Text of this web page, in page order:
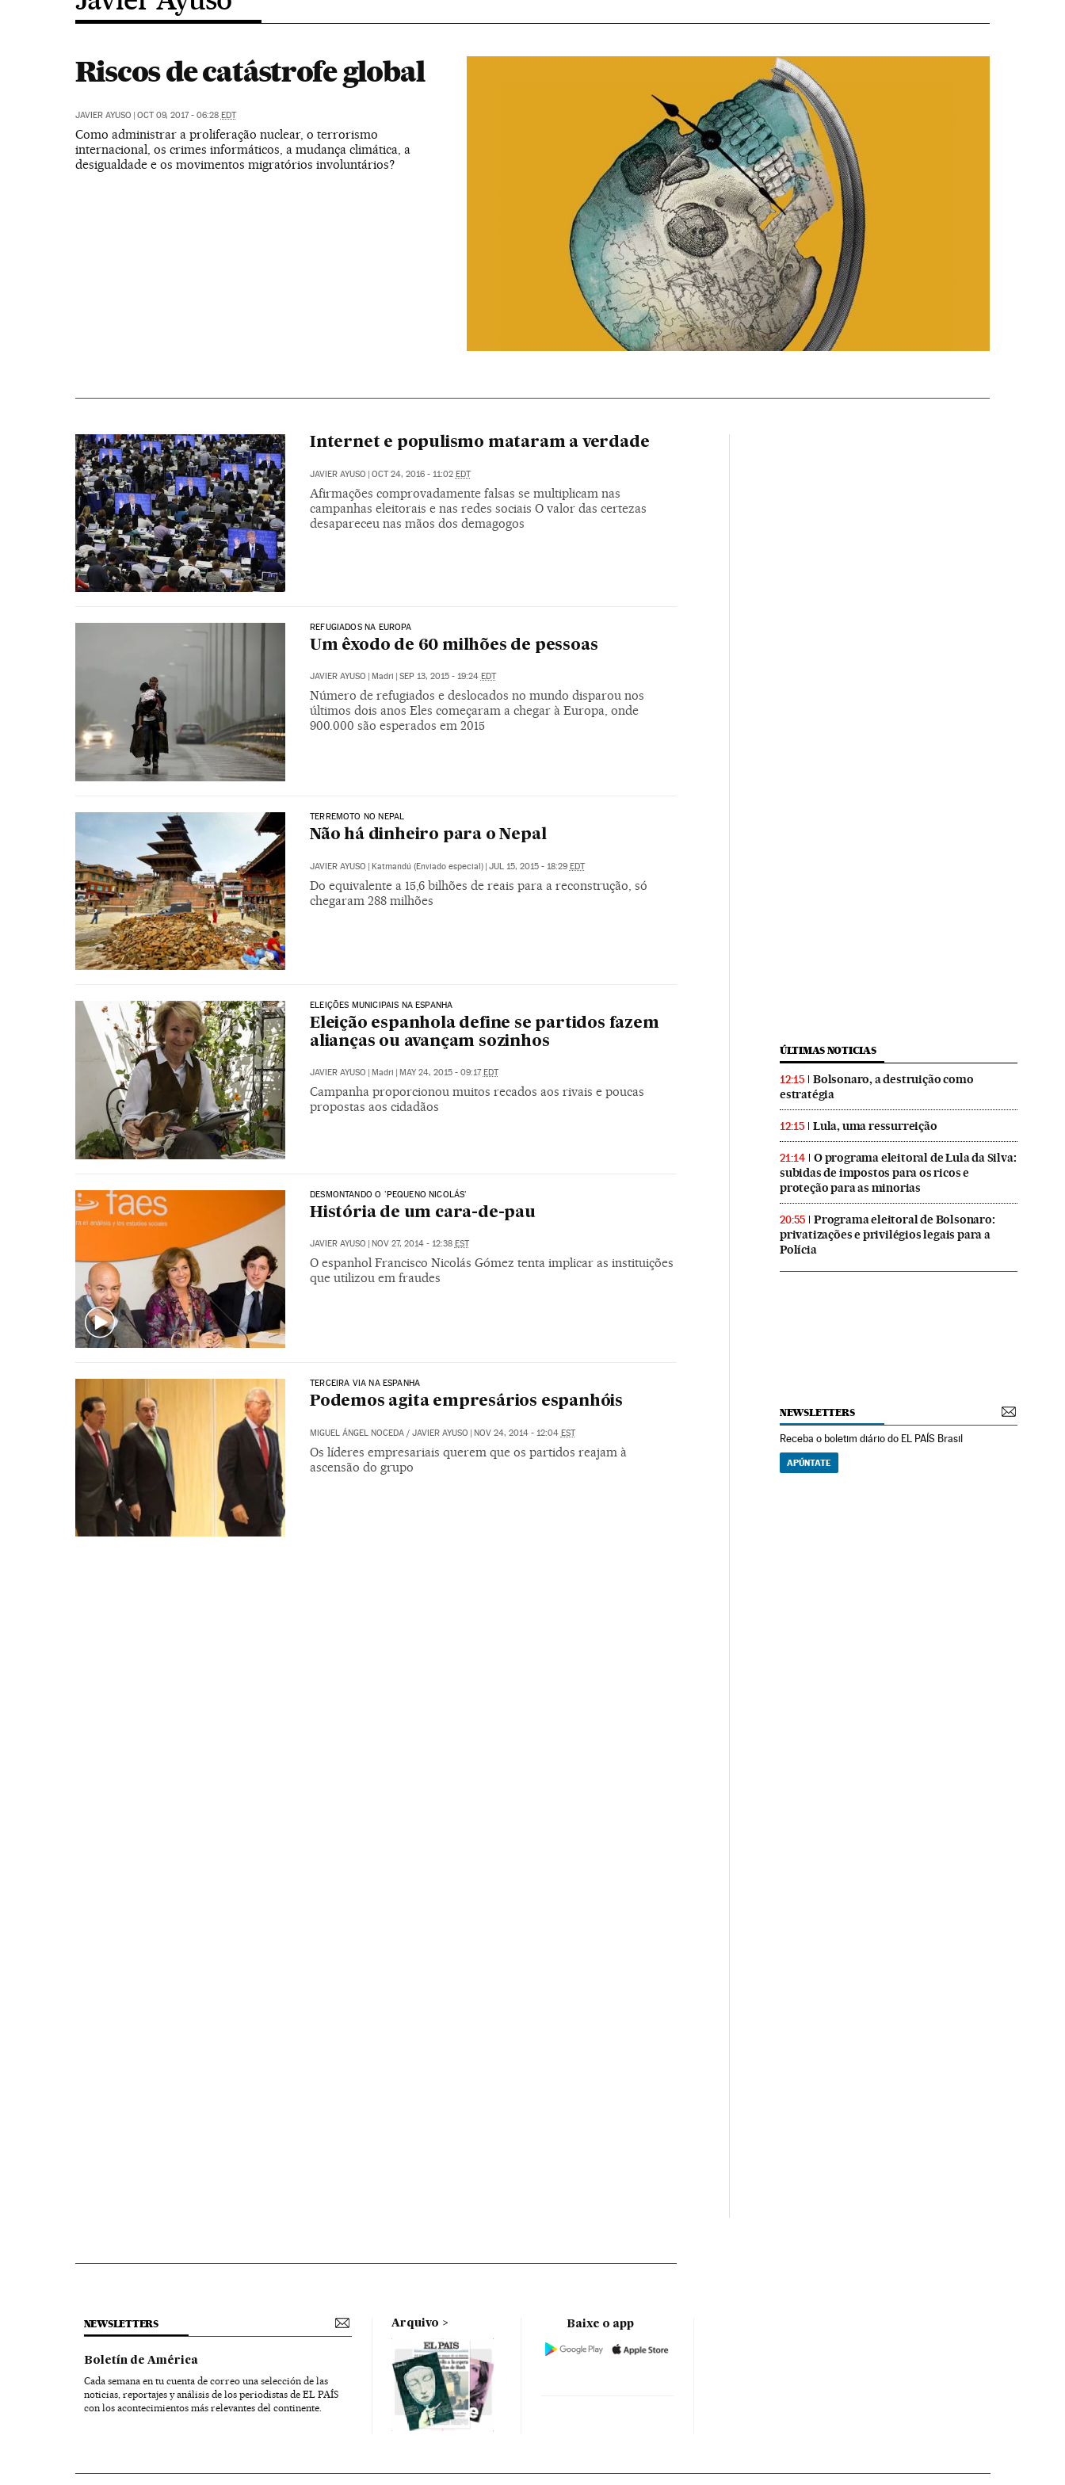
Riscos de catástrofe global
JAVIER AYUSO | OCT 09, 2017 - 06:28 EDT
Como administrar a proliferação nuclear, o terrorismo
internacional, os crimes informáticos, a mudança climática, a
desigualdade e os movimentos migratórios involuntários?
Internet e populismo mataram a verdade
JAVIER AYUSO | OCT 24, 2016 - 11:02 EDT
Afirmações comprovadamente falsas se multiplicam nas
campanhas eleitorais e nas redes sociais O valor das certezas
desapareceu nas mãos dos demagogos
REFUGIADOS NA EUROPA
Um êxodo de 60 milhões de pessoas
JAVIER AYUSO Madri SEP 13, 2015 - 19:24 EDT
Número de refugiados e deslocados no mundo disparou nos
últimos dois anos Eles começaram a chegar à Europa, onde
900.000 são esperados em 2015
TERREMOTO NO NEPAL
Não há dinheiro para o Nepal
JAVIER AYUSO | Katmandú (Enviado especial) | JUL 15, 2015 - 18:29 EDT
Do equivalente a 15,6 bilhões de reais para a reconstrução, só
chegaram 288 milhões
ELEIÇÕES MUNICIPAIS NA ESPANHA
Eleição espanhola define se partidos fazem
alianças ou avançam sozinhos
JAVIER AYUSO | Madri | MAY 24, 2015 - 09:17EDT
Campanha proporcionou muitos recados aos rivais e poucas
propostas aos cidadãos
DESMONTANDO O 'PEQUENO NICOLÁS'
História de um cara-de-pau
JAVIER AYUSO NOV 27, 2014 - 12:38 EST
O espanhol Francisco Nicolás Gómez tenta implicar as instituições
que utilizou em fraudes
TERCEIRA VIA NA ESPANHA
Podemos agita empresários espanhóis
MIGUEL ÁNGEL NOCEDA/ JAVIER AYUSO | NOV 24, 2014 - 12:04 EST
Os líderes empresariais querem que os partidos reajam à
ascensão do grupo
ÚLTIMAS NOTICIAS
12:15
Bolsonaro, a destruição como
estratégia
12:15 Lula, uma ressurreição
21:14
O programa eleitoral de Lula da Silva:
subidas de impostos para os ricos e
proteção para as minorias
20:55
Programa eleitoral de Bolsonaro:
privatizações e privilégios legais para a
Polícia
NEWSLETTERS
Receba o boletim diário do EL PAÍS Brasil
APÚNTATE
NEWSLETTERS
Boletín de América
Cada semana en tu cuenta de correo una selección de las
noticias, reportajes y análisis de los periodistas de EL PAÍS
con los acontecimientos más relevantes del continente.
Arquivo Baixe o app